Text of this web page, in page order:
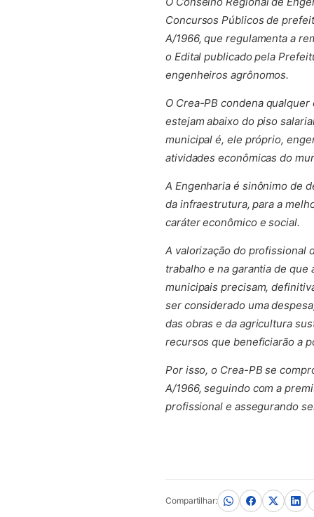
Concursos Públicos de
A/1966, que regulamenta a
o Edital publicado pela
engenheiros agrônomos.
O Crea-PB condena
estejam abaixo do piso
municipal é, ele próprio,
atividades econômicas do
A Engenharia é sinônimo de
da infraestrutura, para a
caráter econômico e social.
A valorização do profissional
trabalho e na garantia de
municipais precisam,
ser considerado uma
das obras e da agricultura
recursos que beneficiarão a
Por isso, o Crea-PB se
A/1966, seguindo com a
profissional e assegurando
Compartilhar: